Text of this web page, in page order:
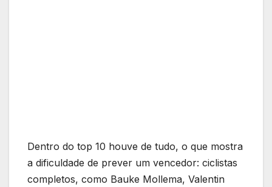
Dentro do top 10 houve de tudo, o que mostra
a dificuldade de prever um vencedor: ciclistas
completos, como Bauke Mollema, Valentin